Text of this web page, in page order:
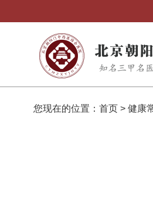
您现在的位置： 首页 > 健康